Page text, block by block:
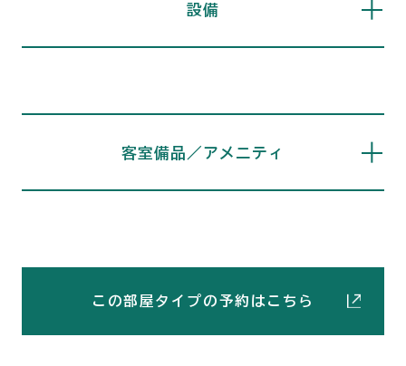
設備
客室備品／アメニティ
この部屋タイプの予約はこちら